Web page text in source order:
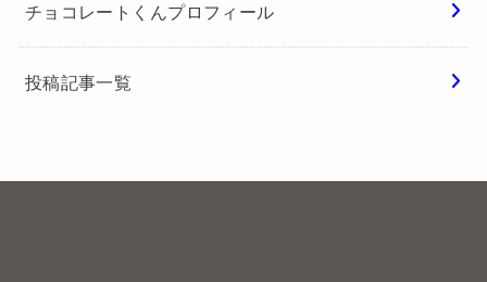
チョコレートくんプロフィール
投稿記事一覧